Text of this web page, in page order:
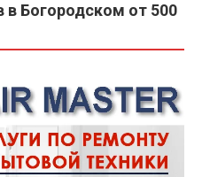
в Богородском от 500